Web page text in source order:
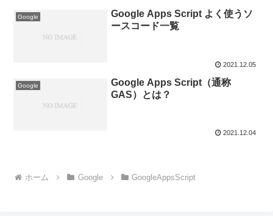
Google
Google Apps Script よく使うソ
ースコード一覧
2021.12.05
Google
Google Apps Script（通称
GAS）とは？
2021.12.04
ホーム Google GoogleAppsScript